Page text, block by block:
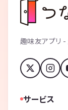
趣味友アプリ -
サービス